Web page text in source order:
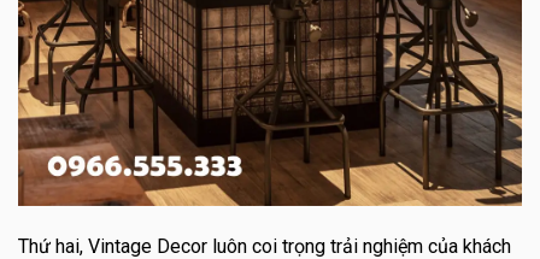
Thứ hai, Vintage Decor luôn coi trọng trải nghiệm của khách